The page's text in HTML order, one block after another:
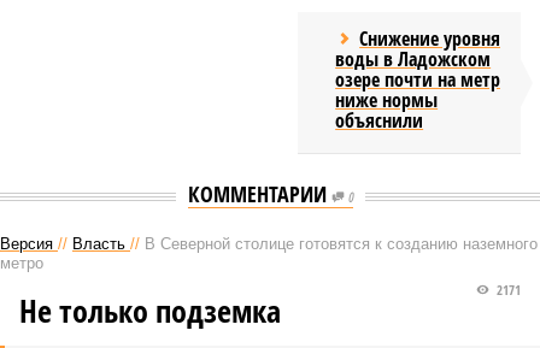
Снижение уровня
воды в Ладожском
озере почти на метр
ниже нормы
объяснили
КОММЕНТАРИИ 0
Версия // Власть // В Северной столице готовятся к созданию наземного
метро
2171
Не только подземка